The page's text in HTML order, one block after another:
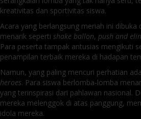
kreativitas dan sportivitas siswa.
Acara yang berlangsung meriah ini dibuka
menarik seperti shake ballon, push and
Para peserta tampak antusias mengikuti
penampilan terbaik mereka di hadapan
Namun, yang paling mencuri perhatian
heroes. Para siswa berlomba-lomba
yang terinspirasi dari pahlawan nasional.
mereka melenggok di atas panggung,
idola mereka.